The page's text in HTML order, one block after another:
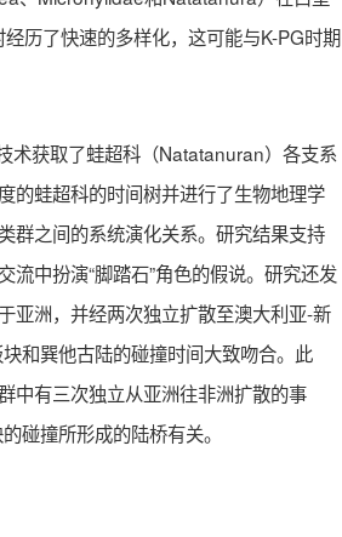
历了快速的多样化，这可能与K-PG时期
术获取了蛙超科（Natatanuran）各支系
的蛙超科的时间树并进行了生物地理学
群之间的系统演化关系。研究结果支持
中扮演“脚踏石”角色的假说。研究还发
亚洲，并经两次独立扩散至澳大利亚-新
和巽他古陆的碰撞时间大致吻合。此
中有三次独立从亚洲往非洲扩散的事
碰撞所形成的陆桥有关。